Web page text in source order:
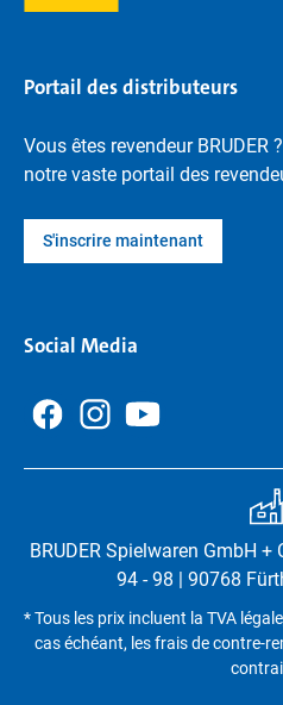
Portail des distributeurs
Vous êtes revendeur BRUDER
notre vaste portail des
S'inscrire maintenant
Social Media
BRUDER Spielwaren GmbH +
94 - 98 | 90768
* Tous les prix incluent la TVA
cas échéant, les frais de contre-